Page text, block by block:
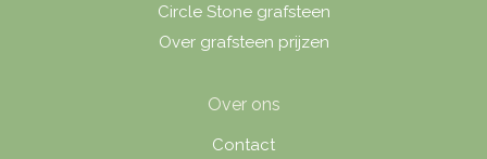
Circle Stone grafsteen
Over grafsteen prijzen
Over ons
Contact